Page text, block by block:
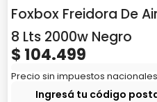
3.
bicicleta
4
tv
5. tablet
Foxbox Freidora De
8 Lts 2000w Negro
$ 104.499
Precio sin impuestos
Ingresá tu código